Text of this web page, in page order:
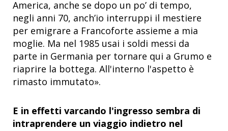
America, anche se dopo un po’ di tempo,
negli anni 70, anch’io interruppi il mestiere
per emigrare a Francoforte assieme a mia
moglie. Ma nel 1985 usai i soldi messi da
parte in Germania per tornare qui a Grumo e
riaprire la bottega. All'interno l'aspetto è
rimasto immutato».
E in effetti varcando l'ingresso sembra di
intraprendere un viaggio indietro nel